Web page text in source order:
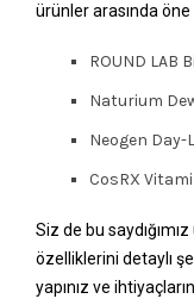
ürünler arasında öne
ROUND LAB
Naturium
Neogen
CosRX
Siz de bu
özelliklerini detaylı
yapınız ve